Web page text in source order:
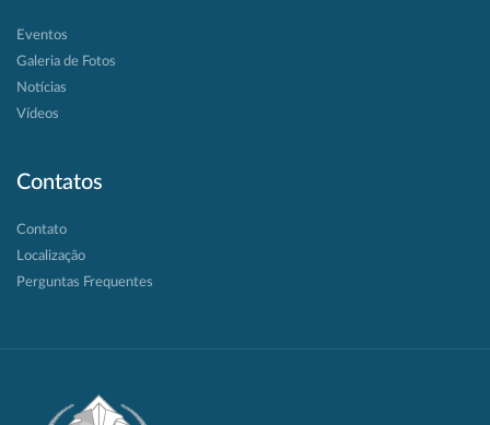
Eventos
Galeria de Fotos
Notícias
Vídeos
Contatos
Contato
Localização
Perguntas Frequentes